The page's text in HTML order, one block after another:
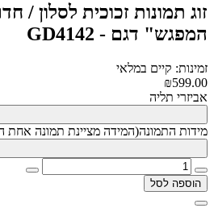
זוג תמונות זכוכית לסלון /
המפגש" דגם - GD4142
זמינות: קיים במלאי
₪599.00
אביזרי תליה
מידות התמונה(המידה מציינת תמונה אחת
הוספה לסל